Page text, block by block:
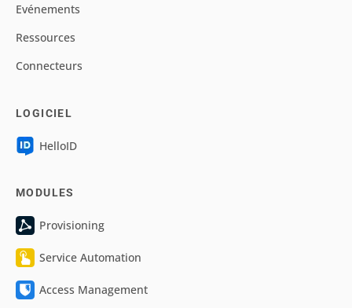
Evénements
Ressources
Connecteurs
LOGICIEL
HelloID
MODULES
Provisioning
Service Automation
Access Management